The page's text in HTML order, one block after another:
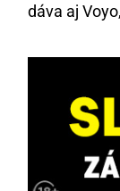
dáva aj